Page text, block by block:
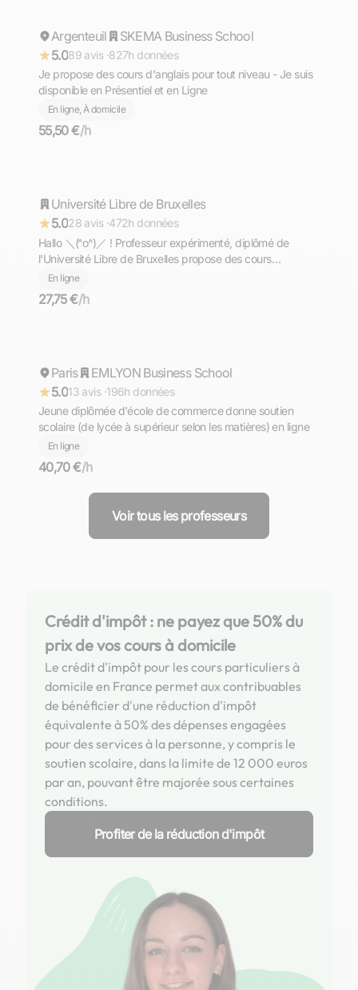
Répond rapidement
Argenteuil
SKEMA Business School
5.089 avis ·827h données
Je propose des cours d'anglais pour tout niveau - Je suis
disponible en Présentiel et en Ligne
En ligne, À domicile
55,50 €/h
Répond rapidement
Université Libre de Bruxelles
5.028 avis ·472h données
Hallo ＼⁠(⁠^⁠o⁠^⁠)⁠／ ! Professeur expérimenté, diplômé de
l'Université Libre de Bruxelles propose des cours
d'allemand de niveaux PRIMAIRE - COLLEGE - LYCEE -
PREPA - SUPERIEUR. Komm und lerne mit mir Deutsch
╮⁠(⁠＾⁠▽⁠＾⁠)⁠╭
En ligne
27,75 €/h
Répond rapidement
Paris
EMLYON Business School
5.013 avis ·196h données
Jeune diplômée d'école de commerce donne soutien
scolaire (de lycée à supérieur selon les matières) en ligne
En ligne
40,70 €/h
Voir tous les professeurs
Crédit d'impôt : ne payez que 50% du
prix de vos cours à domicile
Le crédit d'impôt pour les cours particuliers à
domicile en France permet aux contribuables
de bénéficier d'une réduction d'impôt
équivalente à 50% des dépenses engagées
pour des services à la personne, y compris le
soutien scolaire, dans la limite de 12 000 euros
par an, pouvant être majorée sous certaines
conditions.
Profiter de la réduction d'impôt